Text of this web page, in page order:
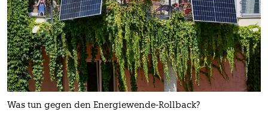
Was tun gegen den Energiewende-Rollback?